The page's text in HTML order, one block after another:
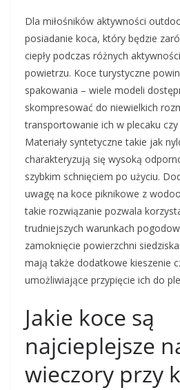
Dla miłośników aktywności
posiadanie koca, który będzie
ciepły podczas różnych
powietrzu. Koce turystyczne
spakowania – wiele modeli
skompresować do niewielkich
transportowanie ich w plecaku
Materiały syntetyczne takie jak
charakteryzują się wysoką
szybkim schnięciem po użyciu.
uwagę na koce piknikowe z
takie rozwiązanie pozwala
trudniejszych warunkach
zamoknięcie powierzchni
mają także dodatkowe kieszenie
umożliwiające przypięcie ich do
Jakie koce są
najcieplejsze
wieczory przy